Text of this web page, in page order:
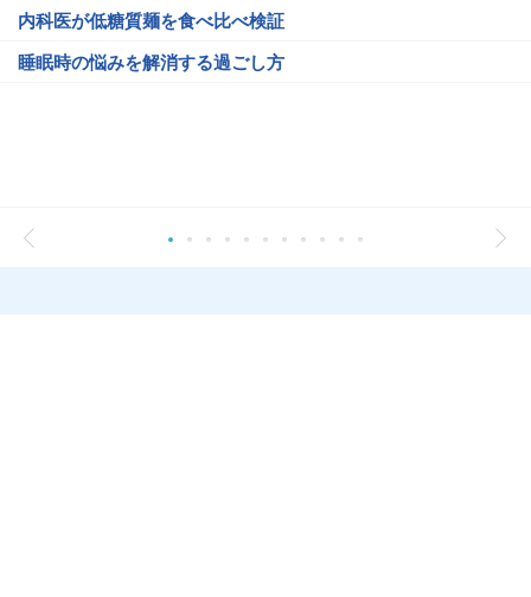
内科医が低糖質麺を食べ比べ検証
睡眠時の悩みを解消する過ごし方